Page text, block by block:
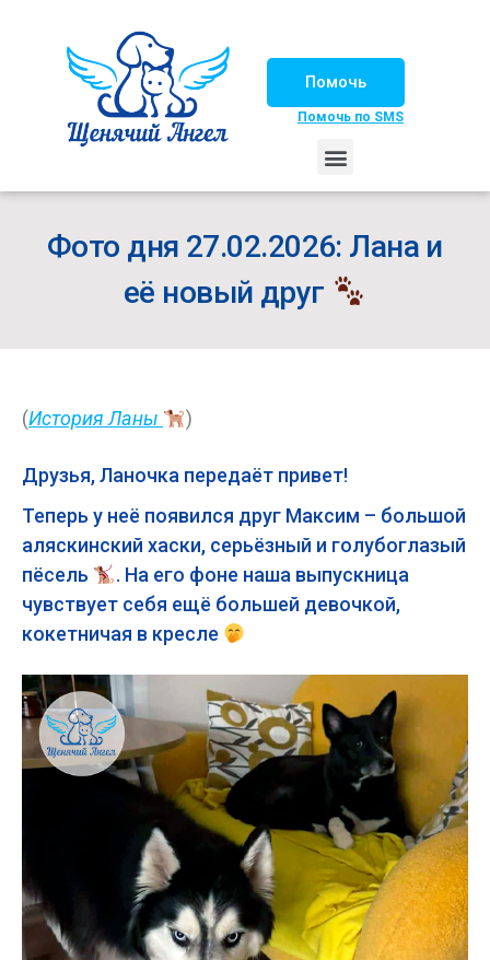
Помочь
Помочь по SMS
Фото дня 27.02.2026: Лана и
её новый друг
(История Ланы )
Друзья, Ланочка передаёт привет!
Теперь у неё появился друг Максим – большой
аляскинский хаски, серьёзный и голубоглазый
пёсель
. На его фоне наша выпускница
чувствует себя ещё большей девочкой,
кокетничая в кресле